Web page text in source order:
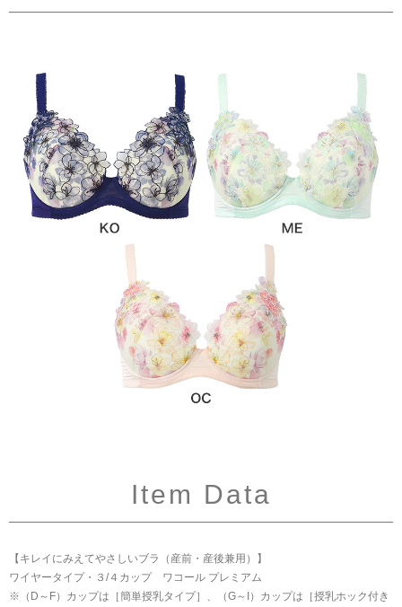
Item Data
【キレイにみえてやさしいブラ（産前・産後兼用）】
ワイヤータイプ・３/４カップ ワコール プレミアム
※（D～F）カップは［簡単授乳タイプ］、（G～I）カップは［授乳ホック付き